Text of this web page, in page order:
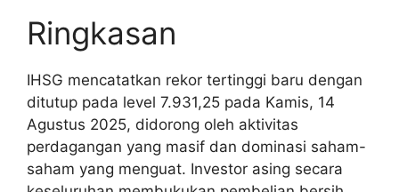
Ringkasan
IHSG mencatatkan rekor tertinggi baru dengan
ditutup pada level 7.931,25 pada Kamis, 14
Agustus 2025, didorong oleh aktivitas
perdagangan yang masif dan dominasi saham-
saham yang menguat. Investor asing secara